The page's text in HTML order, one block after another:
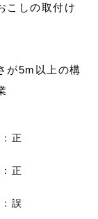
しの取付け
5m以上の構
正
正
誤